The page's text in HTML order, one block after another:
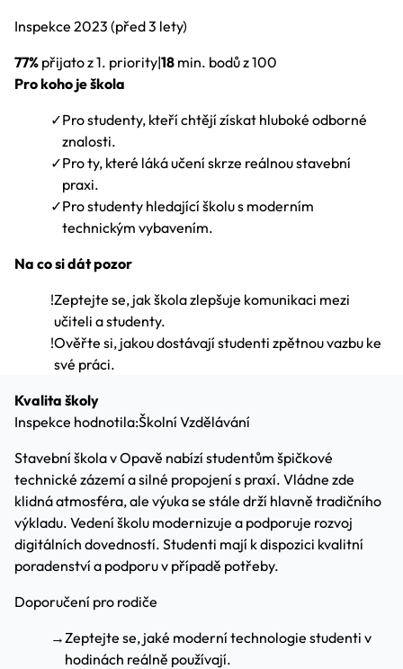
Inspekce 2023 (před 3 lety)
77% přijato z 1. priority|18 min. bodů z 100
Pro koho je škola
✓Pro studenty, kteří chtějí získat hluboké odborné
znalosti.
✓Pro ty, které láká učení skrze reálnou stavební
praxi.
✓Pro studenty hledající školu s moderním
technickým vybavením.
Na co si dát pozor
!Zeptejte se, jak škola zlepšuje komunikaci mezi
učiteli a studenty.
!Ověřte si, jakou dostávají studenti zpětnou vazbu ke
své práci.
Kvalita školy
Inspekce hodnotila:Školní Vzdělávání
Stavební škola v Opavě nabízí studentům špičkové
technické zázemí a silné propojení s praxí. Vládne zde
klidná atmosféra, ale výuka se stále drží hlavně tradičního
výkladu. Vedení školu modernizuje a podporuje rozvoj
digitálních dovedností. Studenti mají k dispozici kvalitní
poradenství a podporu v případě potřeby.
Doporučení pro rodiče
→Zeptejte se, jaké moderní technologie studenti v
hodinách reálně používají.